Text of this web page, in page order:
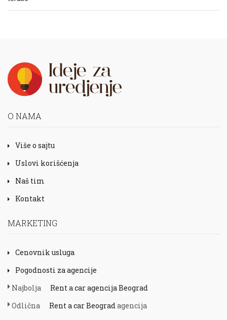
O NAMA
Više o sajtu
Uslovi korišćenja
Naš tim
Kontakt
MARKETING
Cenovnik usluga
Pogodnosti za agencije
Najbolja
Rent a car agencija Beograd
Odlična
Rent a car Beograd agencija